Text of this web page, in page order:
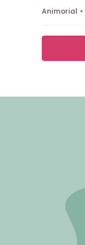
Animorial